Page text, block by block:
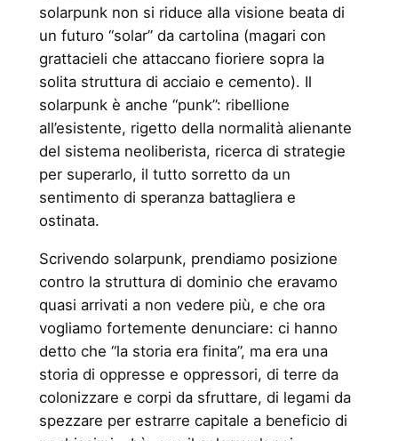
solarpunk non si riduce alla visione beata di
un futuro “solar” da cartolina (magari con
grattacieli che attaccano fioriere sopra la
solita struttura di acciaio e cemento). Il
solarpunk è anche “punk”: ribellione
all’esistente, rigetto della normalità alienante
del sistema neoliberista, ricerca di strategie
per superarlo, il tutto sorretto da un
sentimento di speranza battagliera e
ostinata.
Scrivendo solarpunk, prendiamo posizione
contro la struttura di dominio che eravamo
quasi arrivati a non vedere più, e che ora
vogliamo fortemente denunciare: ci hanno
detto che “la storia era finita”, ma era una
storia di oppresse e oppressori, di terre da
colonizzare e corpi da sfruttare, di legami da
spezzare per estrarre capitale a beneficio di